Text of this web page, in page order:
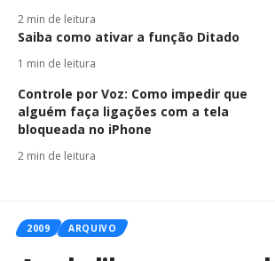
2 min de leitura
Saiba como ativar a função Ditado
1 min de leitura
Controle por Voz: Como impedir que
alguém faça ligações com a tela
bloqueada no iPhone
2 min de leitura
2009 ARQUIVO